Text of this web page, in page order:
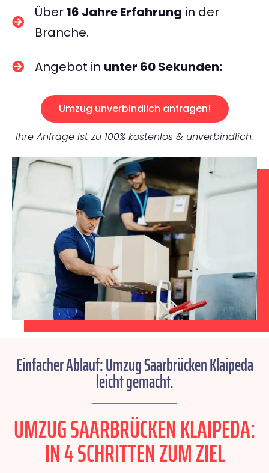
Über 16 Jahre Erfahrung in der
Branche.
Angebot in unter 60 Sekunden:
Umzug unverbindlich anfragen!
Ihre Anfrage ist zu 100% kostenlos & unverbindlich.
Einfacher Ablauf: Umzug Saarbrücken Klaipeda
leicht gemacht.
UMZUG SAARBRÜCKEN KLAIPEDA:
IN 4 SCHRITTEN ZUM ZIEL